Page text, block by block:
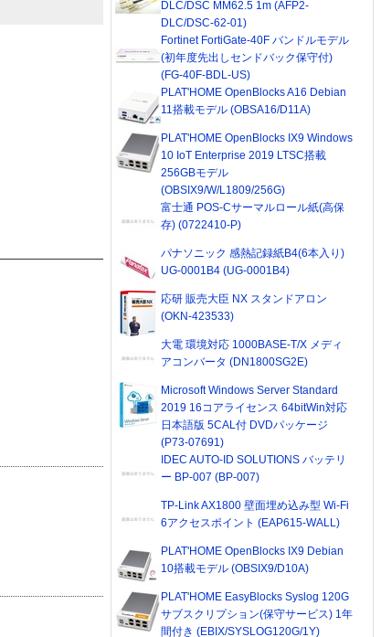
DLC/DSC MM62.5 1m (AFP2-
DLC/DSC-62-01)
Fortinet FortiGate-40F バンドルモデル
(初年度先出しセンドバック保守付)
(FG-40F-BDL-US)
PLAT'HOME OpenBlocks A16 Debian
11搭載モデル (OBSA16/D11A)
PLAT'HOME OpenBlocks IX9 Windows
10 IoT Enterprise 2019 LTSC搭載
256GBモデル
(OBSIX9/W/L1809/256G)
富士通 POS-Cサーマルロール紙(高保
存) (0722410-P)
パナソニック 感熱記録紙B4(6本入り)
UG-0001B4 (UG-0001B4)
応研 販売大臣 NX スタンドアロン
(OKN-423533)
大電 環境対応 1000BASE-T/X メディ
アコンバータ (DN1800SG2E)
Microsoft Windows Server Standard
2019 16コアライセンス 64bitWin対応
日本語版 5CAL付 DVDパッケージ
(P73-07691)
IDEC AUTO-ID SOLUTIONS バッテリ
ー BP-007 (BP-007)
TP-Link AX1800 壁面埋め込み型 Wi-Fi
6アクセスポイント (EAP615-WALL)
PLAT'HOME OpenBlocks IX9 Debian
10搭載モデル (OBSIX9/D10A)
PLAT'HOME EasyBlocks Syslog 120G
サブスクリプション(保守サービス) 1年
間付き (EBIX/SYSLOG120G/1Y)